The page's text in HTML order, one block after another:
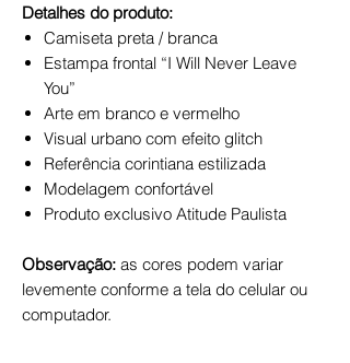
Detalhes do produto:
Camiseta preta / branca
Estampa frontal “I Will Never Leave
You”
Arte em branco e vermelho
Visual urbano com efeito glitch
Referência corintiana estilizada
Modelagem confortável
Produto exclusivo Atitude Paulista
Observação: as cores podem variar
levemente conforme a tela do celular ou
computador.